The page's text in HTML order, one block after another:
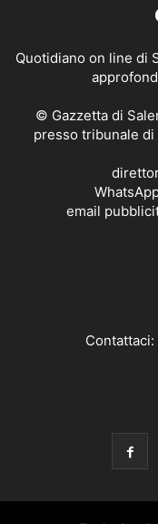
Quotidiano on line di
© Gazzetta di
presso tribunale di
email
Contattaci: